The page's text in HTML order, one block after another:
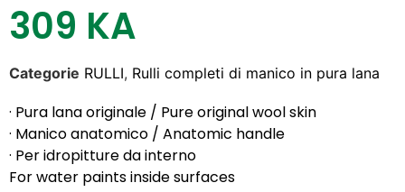
309 KA
Categorie RULLI, Rulli completi di manico in pura lana
· Pura lana originale / Pure original wool skin
· Manico anatomico / Anatomic handle
· Per idropitture da interno
For water paints inside surfaces